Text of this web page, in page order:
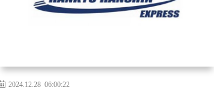
2024.12.28 06:00:22